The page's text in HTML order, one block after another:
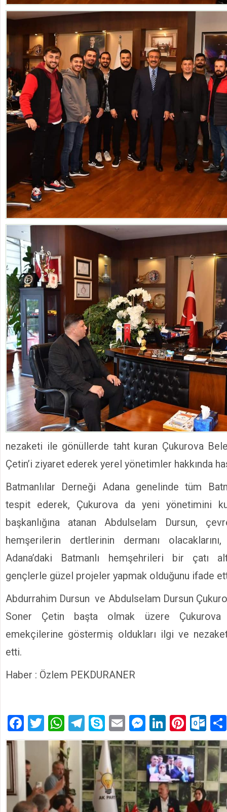
nezaketi ile gönüllerde taht kuran Çukurova
Çetin’i ziyaret ederek yerel yönetimler hakkında
Batmanlılar Derneği Adana genelinde tüm
tespit ederek, Çukurova da yeni yönetimini
başkanlığına atanan Abdulselam Dursun,
hemşerilerin dertlerinin dermanı
Adana’daki Batmanlı hemşehrileri bir çatı
gençlerle güzel projeler yapmak olduğunu ifade
Abdurrahim Dursun ve Abdulselam Dursun
Soner Çetin başta olmak üzere Çukurova
emekçilerine göstermiş oldukları ilgi ve
etti.
Haber : Özlem PEKDURANER
Facebook
Twitter
WhatsApp
Telegram
SkypeEmailMessenger
LinkedIn